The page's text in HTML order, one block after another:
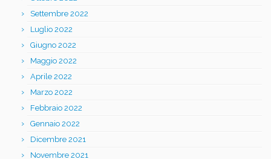
Settembre 2022
Luglio 2022
Giugno 2022
Maggio 2022
Aprile 2022
Marzo 2022
Febbraio 2022
Gennaio 2022
Dicembre 2021
Novembre 2021